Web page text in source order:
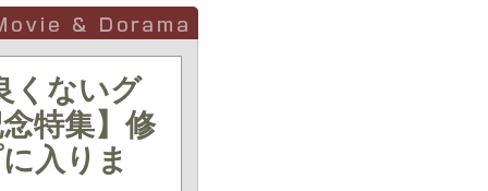
くないグ
特集】修
入りま